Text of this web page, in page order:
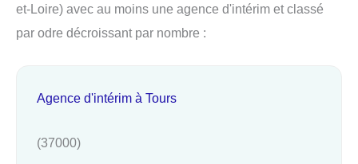
et-Loire) avec au moins une agence d'intérim et classé
par odre décroissant par nombre :
Agence d'intérim à Tours
(37000)